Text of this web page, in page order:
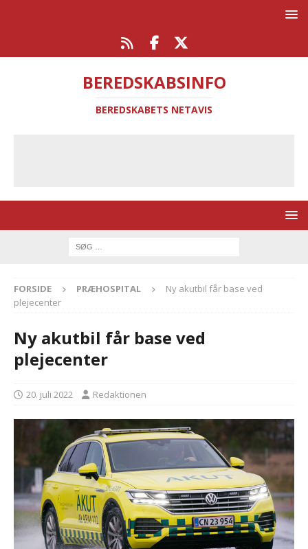
BEREDSKABSINFO
BEREDSKABETS NETAVIS
FORSIDE PRÆHOSPITAL
Ny akutbil får base ved
plejecenter
Ny akutbil får base ved
plejecenter
20. juli 2022 Redaktionen